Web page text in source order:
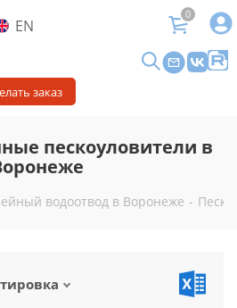
EN
0
заказ
пескоуловители в
водоотвод в Воронеже -